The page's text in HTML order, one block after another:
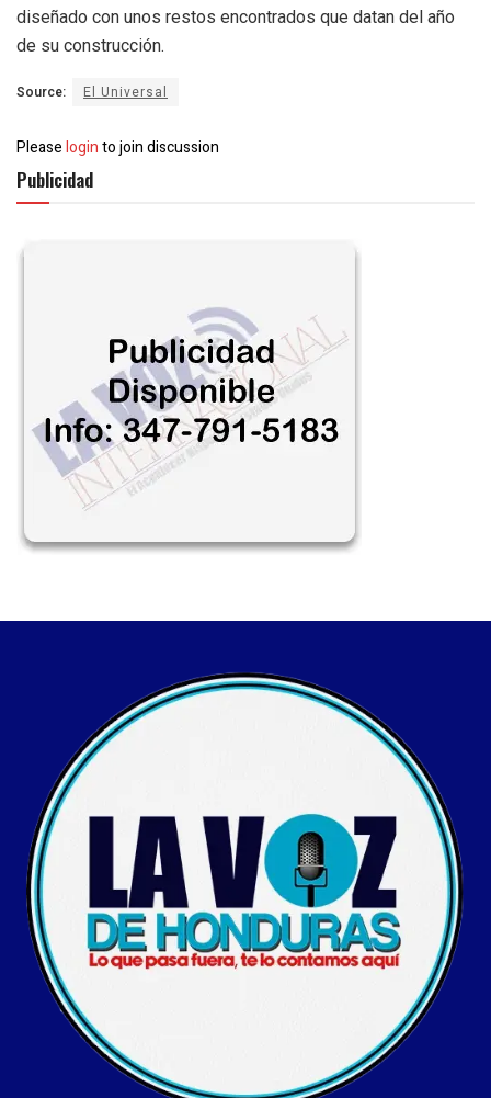
diseñado con unos restos encontrados que datan del año
de su construcción.
Source: El Universal
Pleaseloginto join discussion
Publicidad